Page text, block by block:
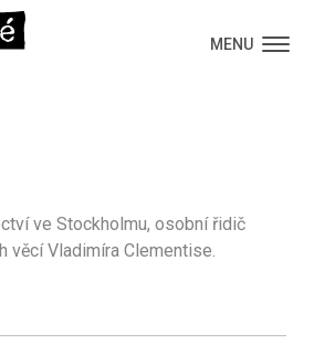
MENU
ve Stockholmu, osobní řidič
věcí Vladimíra Clementise.